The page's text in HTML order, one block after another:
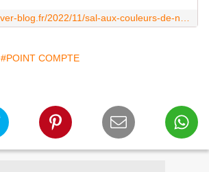
#POINT COMPTE